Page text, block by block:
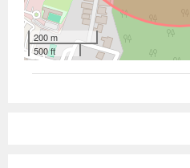
200 m
500 ft